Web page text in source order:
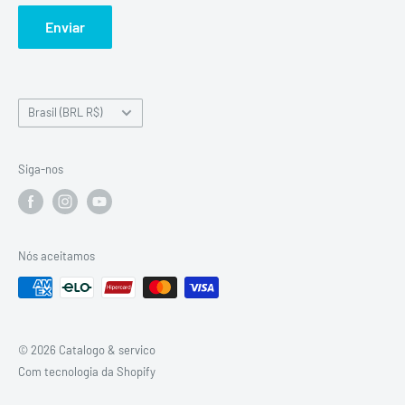
Manuais de Serviço
Enviar
País/Região
Brasil (BRL R$)
Siga-nos
Nós aceitamos
© 2026 Catalogo & servico
Com tecnologia da Shopify